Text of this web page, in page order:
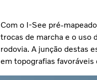
Com o I-See pré-
trocas de marcha e o uso
rodovia. A junção destas
em topografias favoráveis